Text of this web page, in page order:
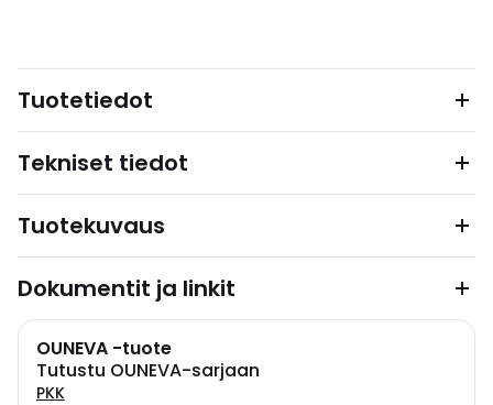
Tuotetiedot
Tekniset tiedot
Tuotekuvaus
Dokumentit ja linkit
OUNEVA -tuote
Tutustu OUNEVA-sarjaan
PKK